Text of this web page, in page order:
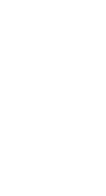
Vil du udvikle
butik med et
begejstring for
Commercieel